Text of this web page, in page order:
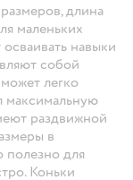
длина
маленьких
навыки
собой
легко
максимальную
раздвижной
в
полезно для
Коньки